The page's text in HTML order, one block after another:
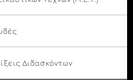
Διδασκόντων